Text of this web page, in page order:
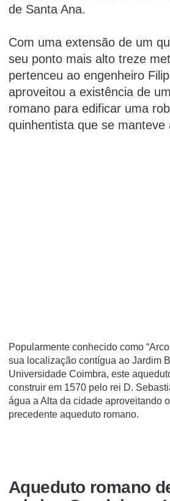
de Santa Ana.
Com uma extensão de um
seu ponto mais alto treze
pertenceu ao engenheiro
aproveitou a existência de
romano para edificar uma
quinhentista que se manteve
Popularmente conhecido como
sua localização contígua ao Jardim
Universidade Coimbra, este
construir em 1570 pelo rei D.
água a Alta da cidade aproveitando
precedente aqueduto romano.
Aqueduto romano